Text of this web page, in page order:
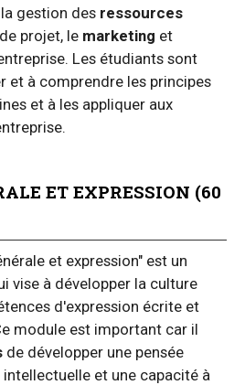
la gestion des ressources
projet, le marketing et
Les étudiants sont
et à comprendre les principes
et à les appliquer aux
ET EXPRESSION (60
et expression" est un
vise à développer la culture
d'expression écrite et
module est important car il
de développer une pensée
et une capacité à